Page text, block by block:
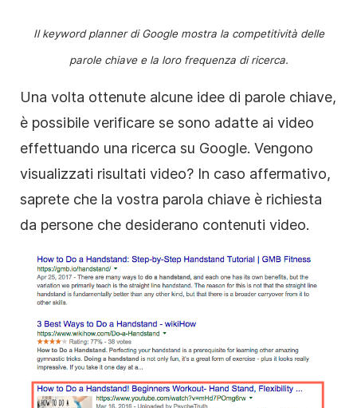
Il keyword planner di Google mostra la competitività delle
parole chiave e la loro frequenza di ricerca.
Una volta ottenute alcune idee di parole chiave,
è possibile verificare se sono adatte ai video
effettuando una ricerca su Google. Vengono
visualizzati risultati video? In caso affermativo,
saprete che la vostra parola chiave è richiesta
da persone che desiderano contenuti video.